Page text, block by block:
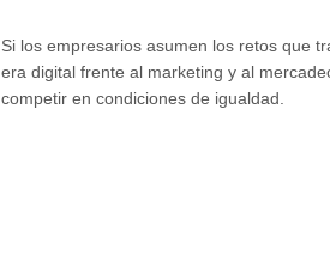
Si los empresarios asumen los retos que
era digital frente al marketing y al
competir en condiciones de igualdad.